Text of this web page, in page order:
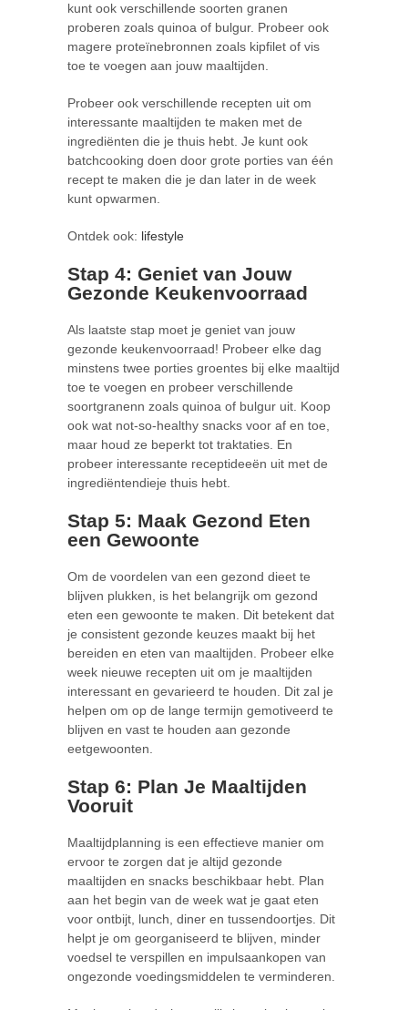
kunt ook verschillende soorten granen
proberen zoals quinoa of bulgur. Probeer ook
magere proteïnebronnen zoals kipfilet of vis
toe te voegen aan jouw maaltijden.
Probeer ook verschillende recepten uit om
interessante maaltijden te maken met de
ingrediënten die je thuis hebt. Je kunt ook
batchcooking doen door grote porties van één
recept te maken die je dan later in de week
kunt opwarmen.
Ontdek ook: lifestyle
Stap 4: Geniet van Jouw
Gezonde Keukenvoorraad
Als laatste stap moet je geniet van jouw
gezonde keukenvoorraad! Probeer elke dag
minstens twee porties groentes bij elke maaltijd
toe te voegen en probeer verschillende
soortgranenn zoals quinoa of bulgur uit. Koop
ook wat not-so-healthy snacks voor af en toe,
maar houd ze beperkt tot traktaties. En
probeer interessante receptideeën uit met de
ingrediëntendieje thuis hebt.
Stap 5: Maak Gezond Eten
een Gewoonte
Om de voordelen van een gezond dieet te
blijven plukken, is het belangrijk om gezond
eten een gewoonte te maken. Dit betekent dat
je consistent gezonde keuzes maakt bij het
bereiden en eten van maaltijden. Probeer elke
week nieuwe recepten uit om je maaltijden
interessant en gevarieerd te houden. Dit zal je
helpen om op de lange termijn gemotiveerd te
blijven en vast te houden aan gezonde
eetgewoonten.
Stap 6: Plan Je Maaltijden
Vooruit
Maaltijdplanning is een effectieve manier om
ervoor te zorgen dat je altijd gezonde
maaltijden en snacks beschikbaar hebt. Plan
aan het begin van de week wat je gaat eten
voor ontbijt, lunch, diner en tussendoortjes. Dit
helpt je om georganiseerd te blijven, minder
voedsel te verspillen en impulsaankopen van
ongezonde voedingsmiddelen te verminderen.